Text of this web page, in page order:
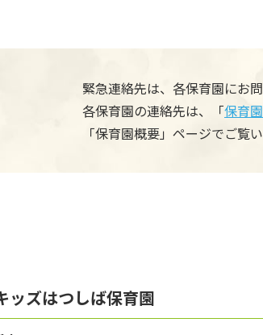
緊急連絡先は、各保育園にお
各保育園の連絡先は、「保育
「保育園概要」ページでご覧
ッズはつしば保育園